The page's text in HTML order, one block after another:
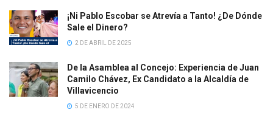
¡Ni Pablo Escobar se Atrevía a Tanto! ¿De Dónde
Sale el Dinero?
2 DE ABRIL DE 2025
De la Asamblea al Concejo: Experiencia de Juan
Camilo Chávez, Ex Candidato a la Alcaldía de
Villavicencio
5 DE ENERO DE 2024